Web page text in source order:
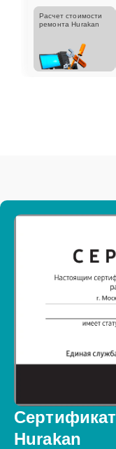
Расчет стоимости
ремонта Hurakan
Hurakan